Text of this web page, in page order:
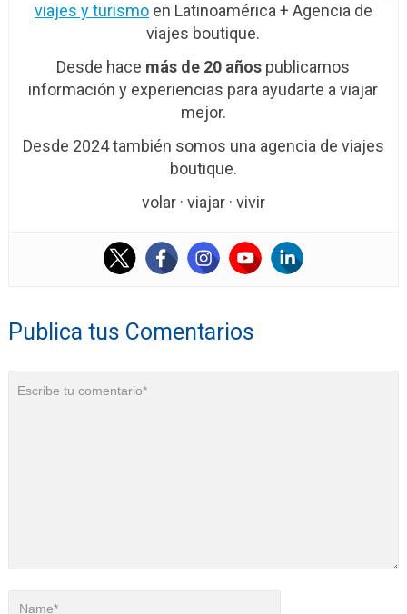
viajes y turismoen Latinoamérica + Agencia de
viajes boutique.
Desde hace más de 20 años publicamos
información y experiencias para ayudarte a viajar
mejor.
Desde 2024 también somos una agencia de viajes
boutique.
volar · viajar · vivir
Publica tus Comentarios